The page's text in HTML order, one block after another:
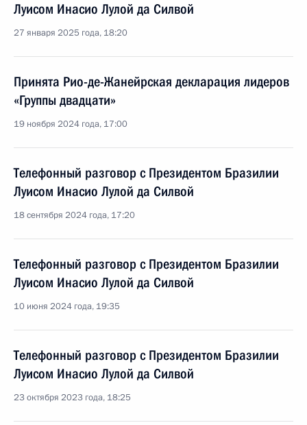
Луисом Инасио Лулой да Силвой
27 января 2025 года, 18:20
Принята Рио-де-Жанейрская декларация лидеров
«Группы двадцати»
19 ноября 2024 года, 17:00
Телефонный разговор с Президентом Бразилии
Луисом Инасио Лулой да Силвой
18 сентября 2024 года, 17:20
Телефонный разговор с Президентом Бразилии
Луисом Инасио Лулой да Силвой
10 июня 2024 года, 19:35
Телефонный разговор с Президентом Бразилии
Луисом Инасио Лулой да Силвой
23 октября 2023 года, 18:25